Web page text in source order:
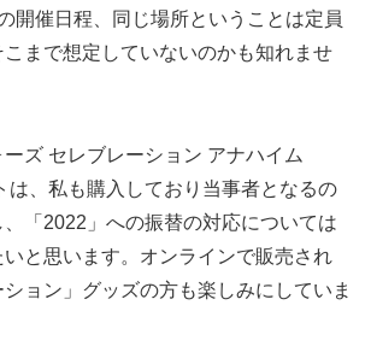
開催日程、同じ場所ということは定員
まで想定していないのかも知れませ
ズ セレブレーション アナハイム
は、私も購入しており当事者となるの
「2022」への振替の対応については
と思います。オンラインで販売され
ョン」グッズの方も楽しみにしていま